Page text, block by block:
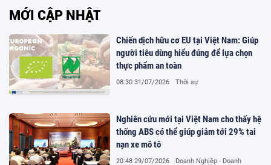
MỚI CẬP NHẬT
Chiến dịch hữu cơ EU tại Việt Nam: Giúp
người tiêu dùng hiểu đúng để lựa chọn
thực phẩm an toàn
08:30 31/07/2026 Thời sự
Nghiên cứu mới tại Việt Nam cho thấy hệ
thống ABS có thể giúp giảm tới 29% tai
nạn xe mô tô
20:48 29/07/2026
Doanh Nghiệp - Doanh